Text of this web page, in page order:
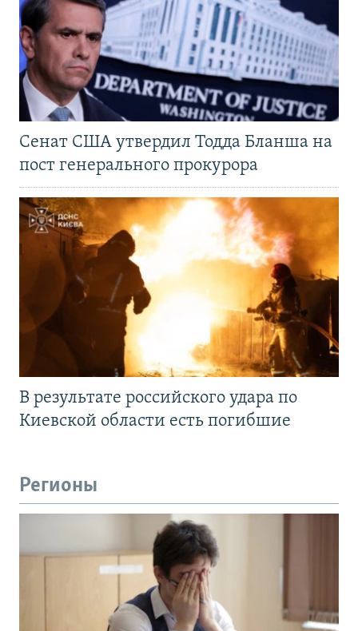
Сенат США утвердил Тодда Бланша на
пост генерального прокурора
В результате российского удара по
Киевской области есть погибшие
Регионы